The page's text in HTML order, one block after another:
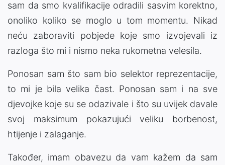
sam da smo kvalifikacije odradili sasvim korektno,
onoliko koliko se moglo u tom momentu. Nikad
neću zaboraviti pobjede koje smo izvojevali iz
razloga što mi i nismo neka rukometna velesila.
Ponosan sam što sam bio selektor reprezentacije,
to mi je bila velika čast. Ponosan sam i na sve
djevojke koje su se odazivale i što su uvijek davale
svoj maksimum pokazujući veliku borbenost,
htijenje i zalaganje.
Također, imam obavezu da vam kažem da sam